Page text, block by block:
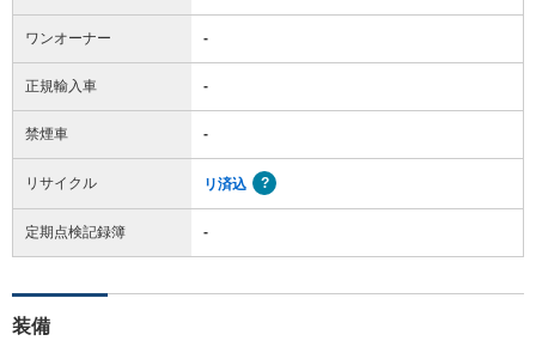
ワンオーナー -
正規輸入車 -
禁煙車 -
リサイクル リ済込
定期点検記録簿 -
装備